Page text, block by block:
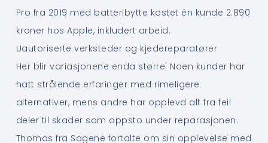
Pro fra 2019 med batteribytte kostet én kunde 2.890
kroner hos Apple, inkludert arbeid.
Uautoriserte verksteder og kjedereparatører
Her blir variasjonene enda større. Noen kunder har
hatt strålende erfaringer med rimeligere
alternativer, mens andre har opplevd alt fra feil
deler til skader som oppsto under reparasjonen.
Thomas fra Sagene fortalte om sin opplevelse med